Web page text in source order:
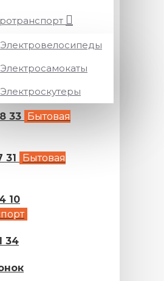
Электровелосипеды
Электросамокаты
Электроскутеры
33 Бытовая
31
Бытовая
10
34